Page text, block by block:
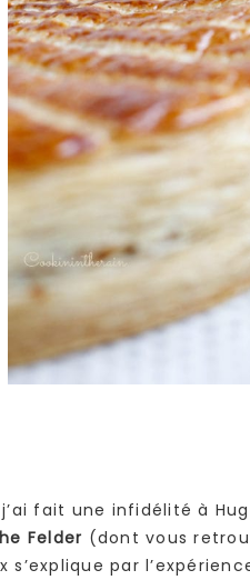
fait une infidélité à
Felder (dont vous
s’explique par